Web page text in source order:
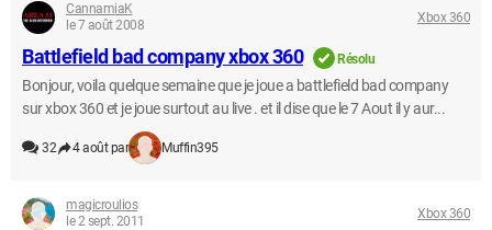
CannamiaK
le 7 août 2008
Xbox 360
Battlefield bad company xbox 360 Résolu
Bonjour, voila quelque semaine que je joue a battlefield bad company
sur xbox 360 et je joue surtout au live . et il dise que le 7 Aout il y aur...
32 4 août par Muffin395
magicroulios
le 2 sept. 2011
Xbox 360